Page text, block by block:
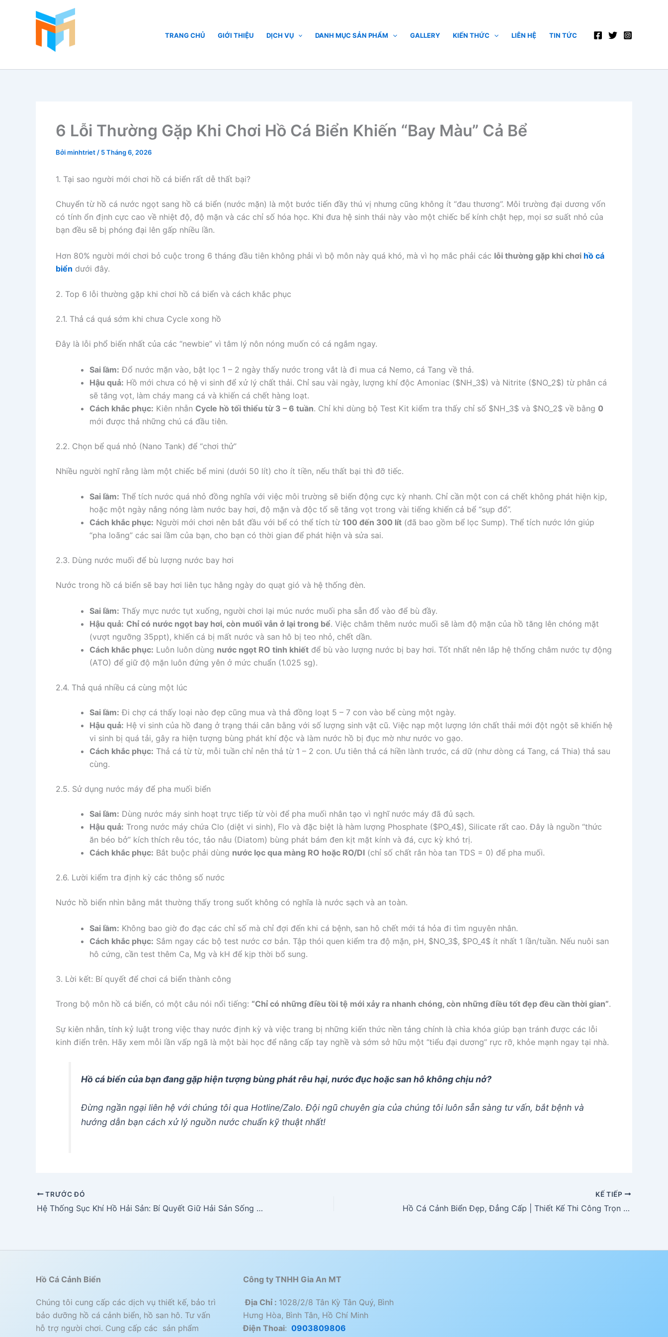
TRANG CHỦ GIỚI THIỆU DỊCH VỤ DANH MỤC SẢN PHẨM GALLERY KIẾN THỨC LIÊN HỆ TIN TỨC
6 Lỗi Thường Gặp Khi Chơi Hồ Cá Biển Khiến “Bay Màu” Cả Bể
Bởiminhtriet / 5 Tháng 6, 2026
1. Tại sao người mới chơi hồ cá biển rất dễ thất bại?
Chuyển từ hồ cá nước ngọt sang hồ cá biển (nước mặn) là một bước tiến đầy thú vị nhưng cũng không ít “đau thương”. Môi trường đại dương vốn
có tính ổn định cực cao về nhiệt độ, độ mặn và các chỉ số hóa học. Khi đưa hệ sinh thái này vào một chiếc bể kính chật hẹp, mọi sơ suất nhỏ của
bạn đều sẽ bị phóng đại lên gấp nhiều lần.
Hơn 80% người mới chơi bỏ cuộc trong 6 tháng đầu tiên không phải vì bộ môn này quá khó, mà vì họ mắc phải các lỗi thường gặp khi chơi hồ cá
biển dưới đây.
2. Top 6 lỗi thường gặp khi chơi hồ cá biển và cách khắc phục
2.1. Thả cá quá sớm khi chưa Cycle xong hồ
Đây là lỗi phổ biến nhất của các “newbie” vì tâm lý nôn nóng muốn có cá ngắm ngay.
Sai lầm: Đổ nước mặn vào, bật lọc 1 – 2 ngày thấy nước trong vắt là đi mua cá Nemo, cá Tang về thả.
Hậu quả: Hồ mới chưa có hệ vi sinh để xử lý chất thải. Chỉ sau vài ngày, lượng khí độc Amoniac ($NH_3$) và Nitrite ($NO_2$) từ phân cá
sẽ tăng vọt, làm cháy mang cá và khiến cá chết hàng loạt.
Cách khắc phục: Kiên nhẫn Cycle hồ tối thiểu từ 3 – 6 tuần. Chỉ khi dùng bộ Test Kit kiểm tra thấy chỉ số $NH_3$ và $NO_2$ về bằng 0
mới được thả những chú cá đầu tiên.
2.2. Chọn bể quá nhỏ (Nano Tank) để “chơi thử”
Nhiều người nghĩ rằng làm một chiếc bể mini (dưới 50 lít) cho ít tiền, nếu thất bại thì đỡ tiếc.
Sai lầm: Thể tích nước quá nhỏ đồng nghĩa với việc môi trường sẽ biến động cực kỳ nhanh. Chỉ cần một con cá chết không phát hiện kịp,
hoặc một ngày nắng nóng làm nước bay hơi, độ mặn và độc tố sẽ tăng vọt trong vài tiếng khiến cả bể “sụp đổ”.
Cách khắc phục: Người mới chơi nên bắt đầu với bể có thể tích từ 100 đến 300 lít (đã bao gồm bể lọc Sump). Thể tích nước lớn giúp
“pha loãng” các sai lầm của bạn, cho bạn có thời gian để phát hiện và sửa sai.
2.3. Dùng nước muối để bù lượng nước bay hơi
Nước trong hồ cá biển sẽ bay hơi liên tục hằng ngày do quạt gió và hệ thống đèn.
Sai lầm: Thấy mực nước tụt xuống, người chơi lại múc nước muối pha sẵn đổ vào để bù đầy.
Hậu quả: Chỉ có nước ngọt bay hơi, còn muối vẫn ở lại trong bể. Việc châm thêm nước muối sẽ làm độ mặn của hồ tăng lên chóng mặt
(vượt ngưỡng 35ppt), khiến cá bị mất nước và san hô bị teo nhỏ, chết dần.
Cách khắc phục: Luôn luôn dùng nước ngọt RO tinh khiết để bù vào lượng nước bị bay hơi. Tốt nhất nên lắp hệ thống châm nước tự động
(ATO) để giữ độ mặn luôn đứng yên ở mức chuẩn (1.025 sg).
2.4. Thả quá nhiều cá cùng một lúc
Sai lầm: Đi chợ cá thấy loại nào đẹp cũng mua và thả đồng loạt 5 – 7 con vào bể cùng một ngày.
Hậu quả: Hệ vi sinh của hồ đang ở trạng thái cân bằng với số lượng sinh vật cũ. Việc nạp một lượng lớn chất thải mới đột ngột sẽ khiến hệ
vi sinh bị quá tải, gây ra hiện tượng bùng phát khí độc và làm nước hồ bị đục mờ như nước vo gạo.
Cách khắc phục: Thả cá từ từ, mỗi tuần chỉ nên thả từ 1 – 2 con. Ưu tiên thả cá hiền lành trước, cá dữ (như dòng cá Tang, cá Thia) thả sau
cùng.
2.5. Sử dụng nước máy để pha muối biển
Sai lầm: Dùng nước máy sinh hoạt trực tiếp từ vòi để pha muối nhân tạo vì nghĩ nước máy đã đủ sạch.
Hậu quả: Trong nước máy chứa Clo (diệt vi sinh), Flo và đặc biệt là hàm lượng Phosphate ($PO_4$), Silicate rất cao. Đây là nguồn “thức
ăn béo bở” kích thích rêu tóc, tảo nâu (Diatom) bùng phát bám đen kịt mặt kính và đá, cực kỳ khó trị.
Cách khắc phục: Bắt buộc phải dùng nước lọc qua màng RO hoặc RO/DI (chỉ số chất rắn hòa tan TDS = 0) để pha muối.
2.6. Lười kiểm tra định kỳ các thông số nước
Nước hồ biển nhìn bằng mắt thường thấy trong suốt không có nghĩa là nước sạch và an toàn.
Sai lầm: Không bao giờ đo đạc các chỉ số mà chỉ đợi đến khi cá bệnh, san hô chết mới tá hỏa đi tìm nguyên nhân.
Cách khắc phục: Sắm ngay các bộ test nước cơ bản. Tập thói quen kiểm tra độ mặn, pH, $NO_3$, $PO_4$ ít nhất 1 lần/tuần. Nếu nuôi san
hô cứng, cần test thêm Ca, Mg và kH để kịp thời bổ sung.
3. Lời kết: Bí quyết để chơi cá biển thành công
Trong bộ môn hồ cá biển, có một câu nói nổi tiếng: “Chỉ có những điều tồi tệ mới xảy ra nhanh chóng, còn những điều tốt đẹp đều cần thời gian”.
Sự kiên nhẫn, tính kỷ luật trong việc thay nước định kỳ và việc trang bị những kiến thức nền tảng chính là chìa khóa giúp bạn tránh được các lỗi
kinh điển trên. Hãy xem mỗi lần vấp ngã là một bài học để nâng cấp tay nghề và sớm sở hữu một “tiểu đại dương” rực rỡ, khỏe mạnh ngay tại nhà.
Hồ cá biển của bạn đang gặp hiện tượng bùng phát rêu hại, nước đục hoặc san hô không chịu nở?
Đừng ngần ngại liên hệ với chúng tôi qua Hotline/Zalo. Đội ngũ chuyên gia của chúng tôi luôn sẵn sàng tư vấn, bắt bệnh và
hướng dẫn bạn cách xử lý nguồn nước chuẩn kỹ thuật nhất!
TRƯỚC ĐÓ
Hệ Thống Sục Khí Hồ Hải Sản: Bí Quyết Giữ Hải Sản Sống Khỏe
KẾ TIẾP
Hồ Cá Cảnh Biển Đẹp, Đẳng Cấp | Thiết Kế Thi Công Trọn Gói
Hồ Cá Cảnh Biển
Chúng tôi cung cấp các dịch vụ thiết kế, bảo trì
bảo dưỡng hồ cá cảnh biển, hồ san hô. Tư vấn
hỗ trợ người chơi. Cung cấp các sản phẩm
Công ty TNHH Gia An MT
Địa Chỉ : 1028/2/8 Tân Kỳ Tân Quý, Bình
Hưng Hòa, Bình Tân, Hồ Chí Minh
Điện Thoai: 0903809806